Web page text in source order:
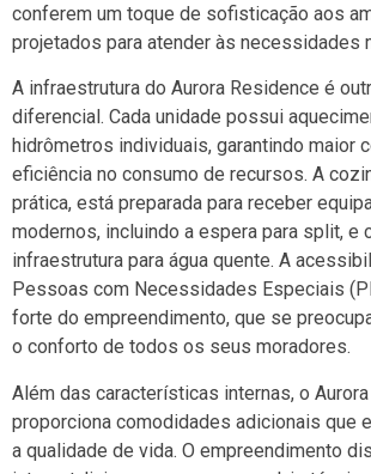
conferem um toque de sofisticação aos
projetados para atender às necessidades
A infraestrutura do Aurora Residence é
diferencial. Cada unidade possui
hidrômetros individuais, garantindo maior
eficiência no consumo de recursos. A
prática, está preparada para receber
modernos, incluindo a espera para split, e
infraestrutura para água quente. A
Pessoas com Necessidades Especiais
forte do empreendimento, que se
o conforto de todos os seus moradores.
Além das características internas, o
proporciona comodidades adicionais que
a qualidade de vida. O empreendimento